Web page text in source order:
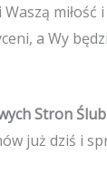
miłość
a Wy
Stron
już dziś i